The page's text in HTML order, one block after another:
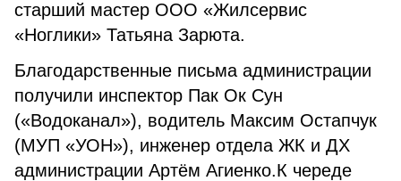
старший мастер ООО «Жилсервис
«Ноглики» Татьяна Зарюта.
Благодарственные письма администрации
получили инспектор Пак Ок Сун
(«Водоканал»), водитель Максим Остапчук
(МУП «УОН»), инженер отдела ЖК и ДХ
администрации Артём Агиенко.К череде